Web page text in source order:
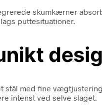
skumkærner
puttesituationer.
stål med fine
intenst ved selve slaget.